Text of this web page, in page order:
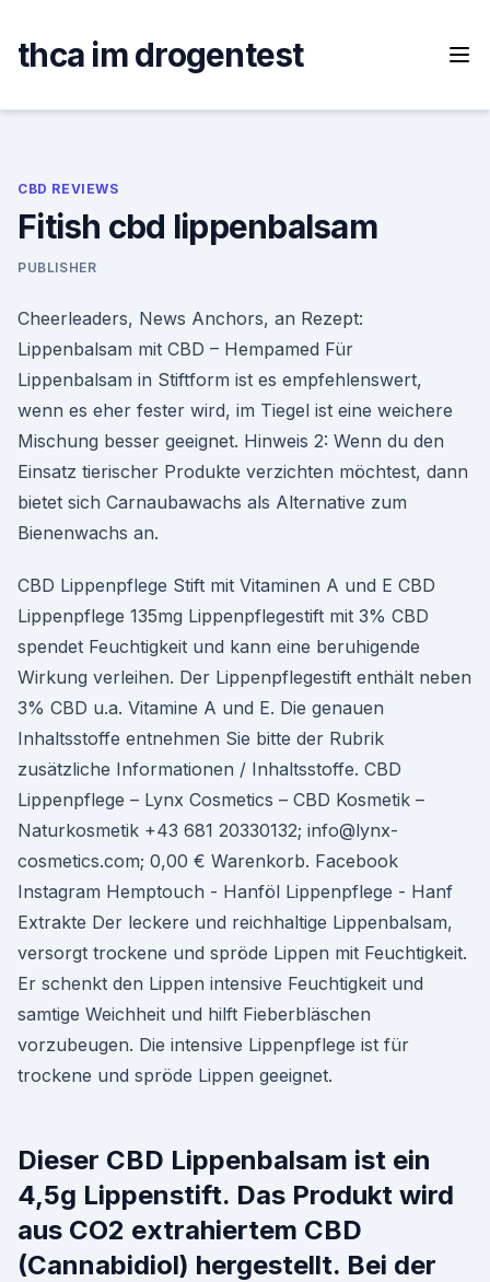
content
thca im drogentest
CBD REVIEWS
Fitish cbd lippenbalsam
PUBLISHER
Cheerleaders, News Anchors, an Rezept:
Lippenbalsam mit CBD – Hempamed Für
Lippenbalsam in Stiftform ist es empfehlenswert,
wenn es eher fester wird, im Tiegel ist eine weichere
Mischung besser geeignet. Hinweis 2: Wenn du den
Einsatz tierischer Produkte verzichten möchtest, dann
bietet sich Carnaubawachs als Alternative zum
Bienenwachs an.
CBD Lippenpflege Stift mit Vitaminen A und E CBD
Lippenpflege 135mg Lippenpflegestift mit 3% CBD
spendet Feuchtigkeit und kann eine beruhigende
Wirkung verleihen. Der Lippenpflegestift enthält neben
3% CBD u.a. Vitamine A und E. Die genauen
Inhaltsstoffe entnehmen Sie bitte der Rubrik
zusätzliche Informationen / Inhaltsstoffe. CBD
Lippenpflege – Lynx Cosmetics – CBD Kosmetik –
Naturkosmetik +43 681 20330132; info@lynx-
cosmetics.com; 0,00 € Warenkorb. Facebook
Instagram Hemptouch - Hanföl Lippenpflege - Hanf
Extrakte Der leckere und reichhaltige Lippenbalsam,
versorgt trockene und spröde Lippen mit Feuchtigkeit.
Er schenkt den Lippen intensive Feuchtigkeit und
samtige Weichheit und hilft Fieberbläschen
vorzubeugen. Die intensive Lippenpflege ist für
trockene und spröde Lippen geeignet.
Dieser CBD Lippenbalsam ist ein
4,5g Lippenstift. Das Produkt wird
aus CO2 extrahiertem CBD
(Cannabidiol) hergestellt. Bei der